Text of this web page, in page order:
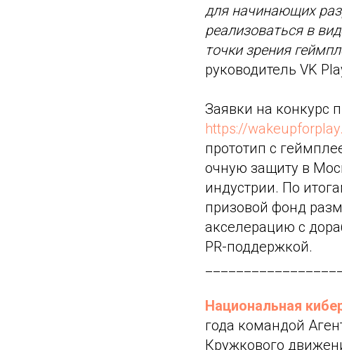
для начинающих
реализоваться в
точки зрения
руководитель VK
Заявки на конкурс
https://
прототип с
очную защиту в
индустрии. По
призовой фонд
акселерацию с
PR-поддержкой.
Национальная
года командой
Кружкового